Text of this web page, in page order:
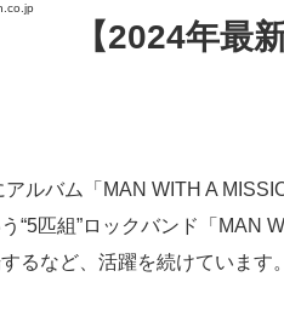
気になるネットの話題
【2024年最
ルバム「MAN WITH A
“5匹組”ロックバンド「MAN
るなど、活躍を続けています。